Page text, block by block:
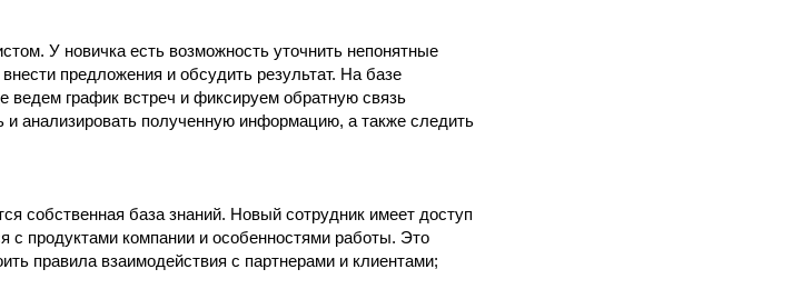
У новичка есть возможность уточнить непонятные
предложения и обсудить результат. На базе
график встреч и фиксируем обратную связь
и анализировать полученную информацию, а также следить
собственная база знаний. Новый сотрудник имеет доступ
продуктами компании и особенностями работы. Это
правила взаимодействия с партнерами и клиентами;